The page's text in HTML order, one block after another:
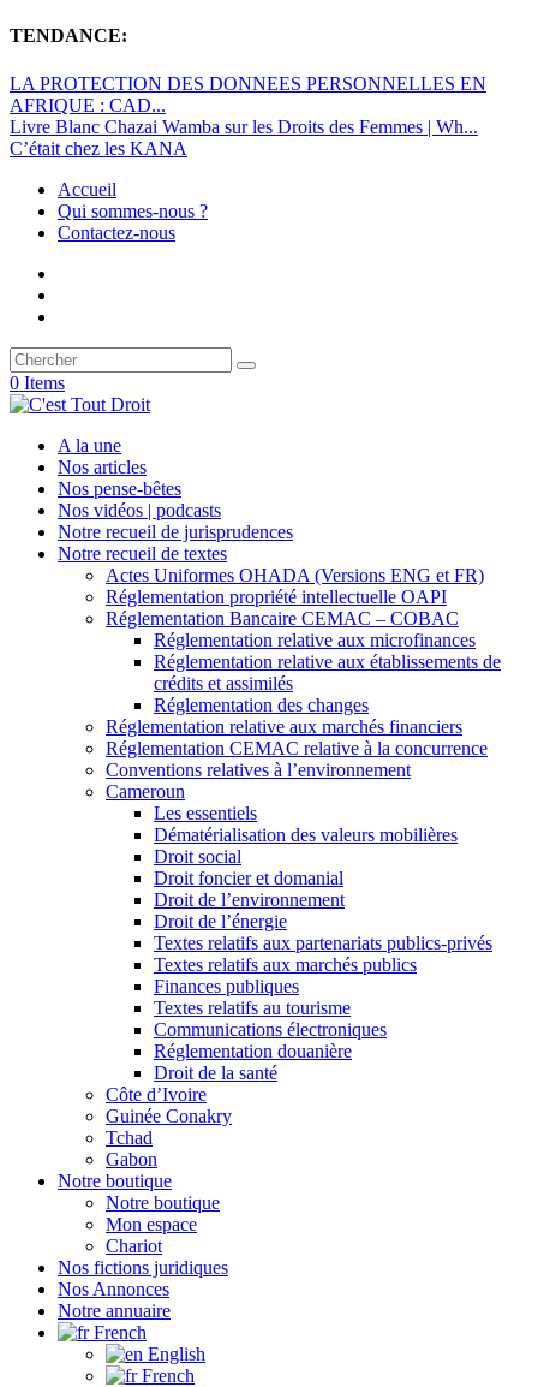
TENDANCE:
LA PROTECTION DES DONNEES PERSONNELLES EN
AFRIQUE : CAD...
Livre Blanc Chazai Wamba sur les Droits des Femmes | Wh...
C’était chez les KANA
Accueil
Qui sommes-nous ?
Contactez-nous
0 Items
A la une
Nos articles
Nos pense-bêtes
Nos vidéos | podcasts
Notre recueil de jurisprudences
Notre recueil de textes
Actes Uniformes OHADA (Versions ENG et FR)
Réglementation propriété intellectuelle OAPI
Réglementation Bancaire CEMAC – COBAC
Réglementation relative aux microfinances
Réglementation relative aux établissements de
crédits et assimilés
Réglementation des changes
Réglementation relative aux marchés financiers
Réglementation CEMAC relative à la concurrence
Conventions relatives à l’environnement
Cameroun
Les essentiels
Dématérialisation des valeurs mobilières
Droit social
Droit foncier et domanial
Droit de l’environnement
Droit de l’énergie
Textes relatifs aux partenariats publics-privés
Textes relatifs aux marchés publics
Finances publiques
Textes relatifs au tourisme
Communications électroniques
Réglementation douanière
Droit de la santé
Côte d’Ivoire
Guinée Conakry
Tchad
Gabon
Notre boutique
Notre boutique
Mon espace
Chariot
Nos fictions juridiques
Nos Annonces
Notre annuaire
French
English
French